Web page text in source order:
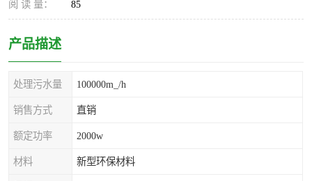
阅 读 量： 85
产品描述
处理污水量 100000m_/h
销售方式 直销
额定功率 2000w
材料 新型环保材料